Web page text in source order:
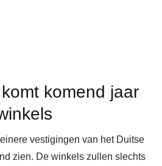
komend jaar
vestigingen van het Duitse
zien. De winkels zullen slechts